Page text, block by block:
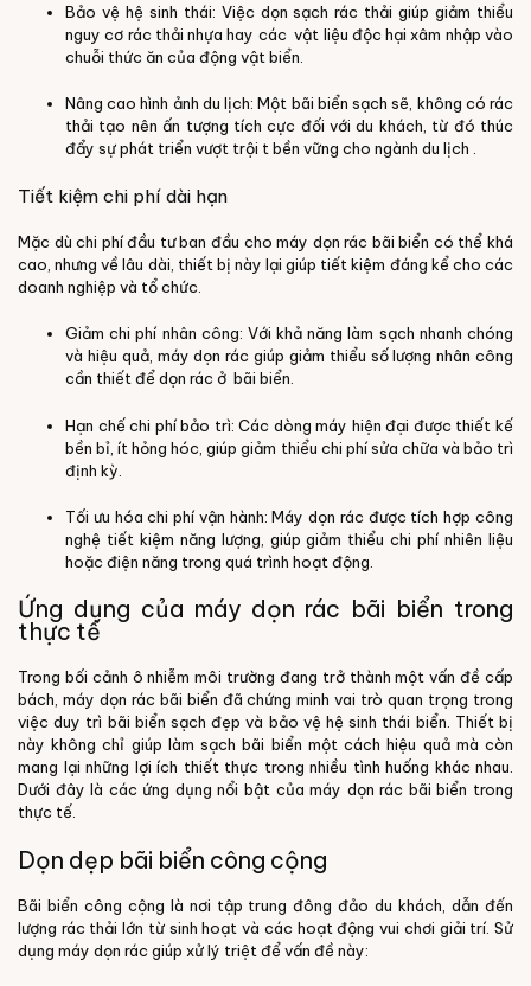
Bảo vệ hệ sinh thái: Việc dọn sạch rác thải giúp giảm thiểu
nguy cơ rác thải nhựa hay các vật liệu độc hại xâm nhập vào
chuỗi thức ăn của động vật biển.
Nâng cao hình ảnh du lịch: Một bãi biển sạch sẽ, không có rác
thải tạo nên ấn tượng tích cực đối với du khách, từ đó thúc
đẩy sự phát triển vượt trội t bền vững cho ngành du lịch .
Tiết kiệm chi phí dài hạn
Mặc dù chi phí đầu tư ban đầu cho máy dọn rác bãi biển có thể khá
cao, nhưng về lâu dài, thiết bị này lại giúp tiết kiệm đáng kể cho các
doanh nghiệp và tổ chức.
Giảm chi phí nhân công: Với khả năng làm sạch nhanh chóng
và hiệu quả, máy dọn rác giúp giảm thiểu số lượng nhân công
cần thiết để dọn rác ở bãi biển.
Hạn chế chi phí bảo trì: Các dòng máy hiện đại được thiết kế
bền bỉ, ít hỏng hóc, giúp giảm thiểu chi phí sửa chữa và bảo trì
định kỳ.
Tối ưu hóa chi phí vận hành: Máy dọn rác được tích hợp công
nghệ tiết kiệm năng lượng, giúp giảm thiểu chi phí nhiên liệu
hoặc điện năng trong quá trình hoạt động.
Ứng dụng của máy dọn rác bãi biển trong
thực tế
Trong bối cảnh ô nhiễm môi trường đang trở thành một vấn đề cấp
bách, máy dọn rác bãi biển đã chứng minh vai trò quan trọng trong
việc duy trì bãi biển sạch đẹp và bảo vệ hệ sinh thái biển. Thiết bị
này không chỉ giúp làm sạch bãi biển một cách hiệu quả mà còn
mang lại những lợi ích thiết thực trong nhiều tình huống khác nhau.
Dưới đây là các ứng dụng nổi bật của máy dọn rác bãi biển trong
thực tế.
Dọn dẹp bãi biển công cộng
Bãi biển công cộng là nơi tập trung đông đảo du khách, dẫn đến
lượng rác thải lớn từ sinh hoạt và các hoạt động vui chơi giải trí. Sử
dụng máy dọn rác giúp xử lý triệt để vấn đề này: